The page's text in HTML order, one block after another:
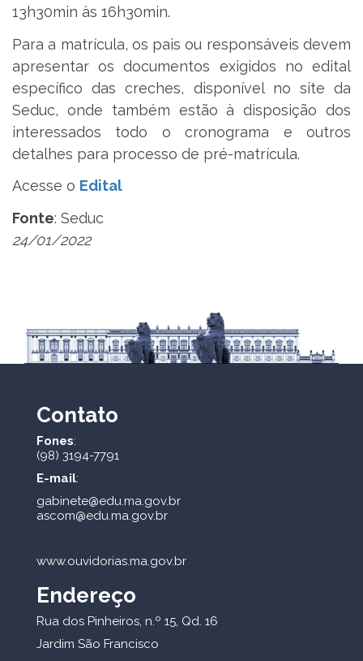
13h30min às 16h30min.
Para a matrícula, os pais ou responsáveis devem
apresentar os documentos exigidos no edital
específico das creches, disponível no site da
Seduc, onde também estão à disposição dos
interessados todo o cronograma e outros
detalhes para processo de pré-matrícula.
Acesse o Edital
Fonte: Seduc
24/01/2022
Contato
Fones:
(98) 3194-7791
E-mail:
gabinete@edu.ma.gov.br
ascom@edu.ma.gov.br
www.ouvidorias.ma.gov.br
Endereço
Rua dos Pinheiros, n.º 15, Qd. 16
Jardim São Francisco